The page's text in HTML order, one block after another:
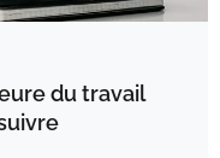
du travail